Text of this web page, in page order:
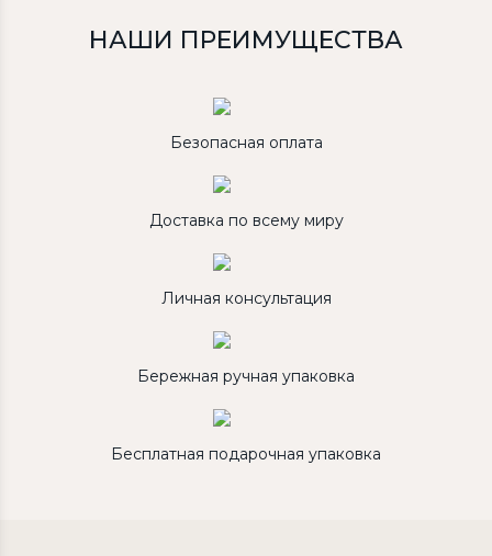
НАШИ ПРЕИМУЩЕСТВА
Безопасная оплата
Доставка по всему миру
Личная консультация
Бережная ручная упаковка
Бесплатная подарочная упаковка